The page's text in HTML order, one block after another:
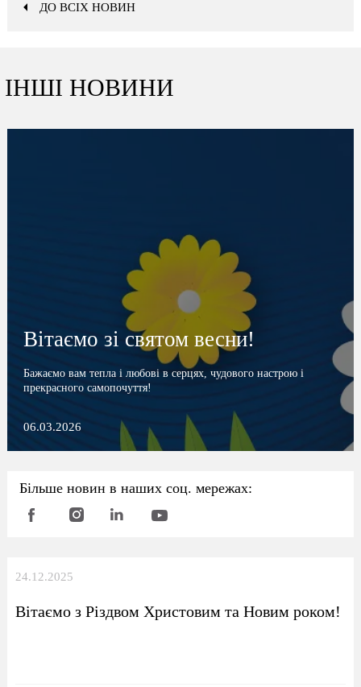
ДО ВСІХ НОВИН
ІНШІ НОВИНИ
Вітаємо зі святом весни!
Бажаємо вам тепла і любові в серцях, чудового настрою і
прекрасного самопочуття!
06.03.2026
Більше новин в наших соц. мережах:
24.12.2025
Вітаємо з Різдвом Христовим та Новим роком!